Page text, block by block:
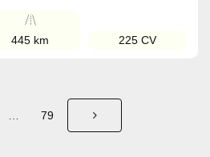
445 km 225 CV
… 79